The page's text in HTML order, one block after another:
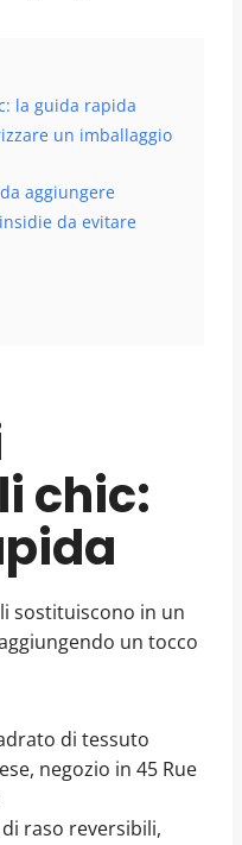
la guida rapida
un imballaggio
aggiungere
da evitare
chic:
sostituiscono in un
un tocco
di tessuto
negozio in 45 Rue
raso reversibili,